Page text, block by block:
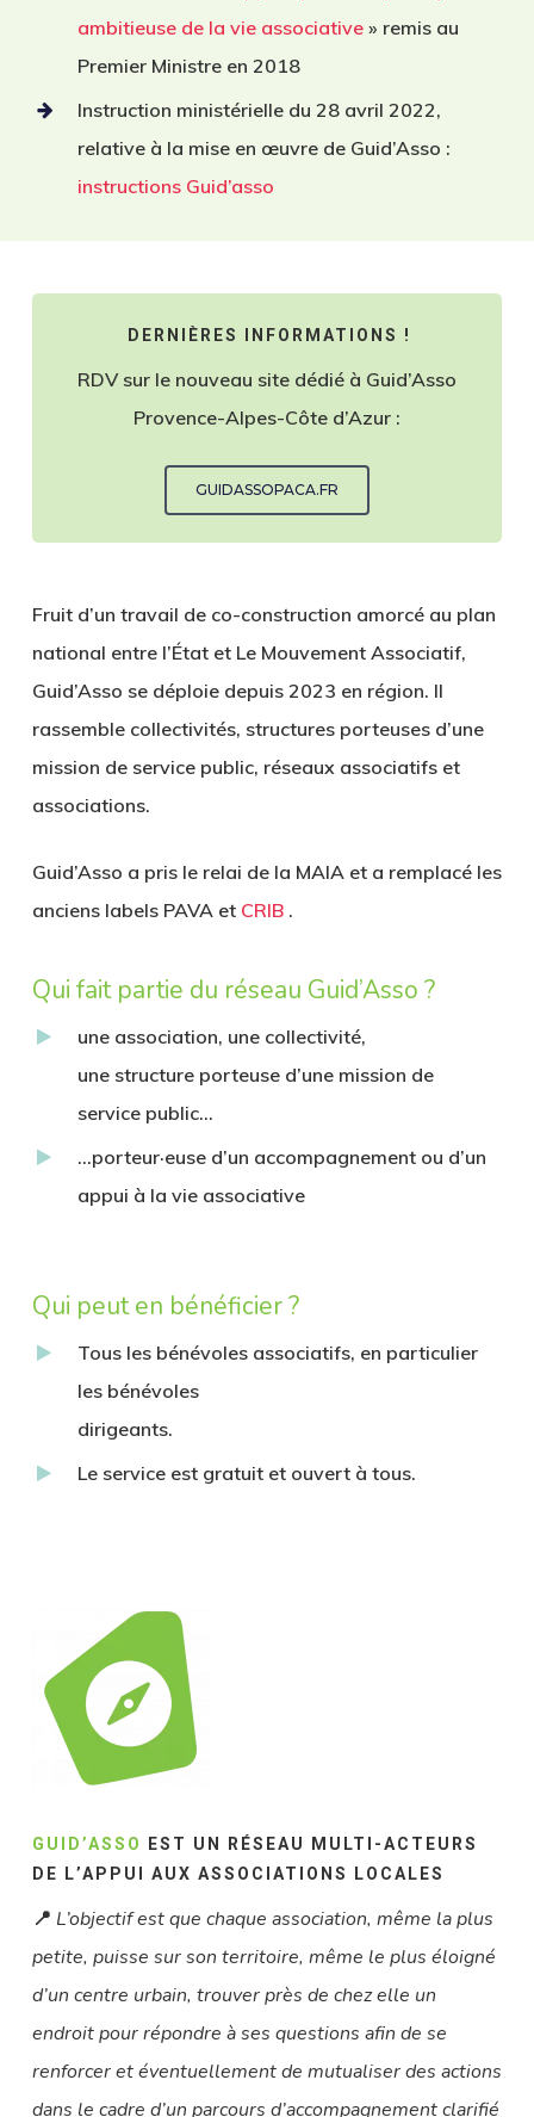
ambitieuse de la vie associative » remis au
Premier Ministre en 2018
Instruction ministérielle du 28 avril 2022,
relative à la mise en œuvre de Guid’Asso :
instructions Guid’asso
DERNIÈRES INFORMATIONS !
RDV sur le nouveau site dédié à Guid’Asso
Provence-Alpes-Côte d’Azur :
GUIDASSOPACA.FR
Fruit d’un travail de co-construction amorcé au plan
national entre l’État et Le Mouvement Associatif,
Guid’Asso se déploie depuis 2023 en région. Il
rassemble collectivités, structures porteuses d’une
mission de service public, réseaux associatifs et
associations.
Guid’Asso a pris le relai de la MAIA et a remplacé les
anciens labels PAVA et CRIB .
Qui fait partie du réseau Guid’Asso ?
une association, une collectivité,
une structure porteuse d’une mission de
service public…
…porteur·euse d’un accompagnement ou d’un
appui à la vie associative
Qui peut en bénéficier ?
Tous les bénévoles associatifs, en particulier
les bénévoles
dirigeants.
Le service est gratuit et ouvert à tous.
GUID’ASSO
EST UN RÉSEAU MULTI-ACTEURS
DE L’APPUI AUX ASSOCIATIONS LOCALES
📍 L’objectif est que chaque association, même la plus
petite, puisse sur son territoire, même le plus éloigné
d’un centre urbain, trouver près de chez elle un
endroit pour répondre à ses questions afin de se
renforcer et éventuellement de mutualiser des actions
dans le cadre d’un parcours d’accompagnement clarifié